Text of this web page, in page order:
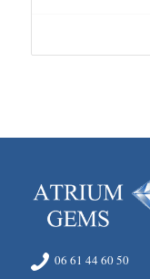
06 61 44 60 50